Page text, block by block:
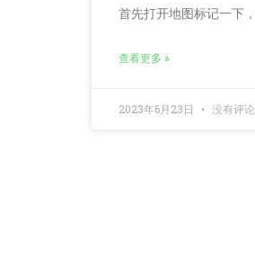
首先打开地图标记一下
查看更多 »
2023年6月23日 没有评论